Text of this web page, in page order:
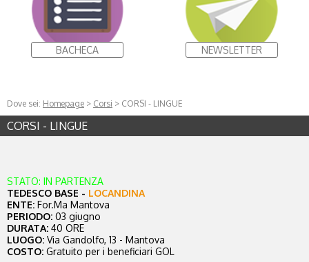
BACHECA NEWSLETTER
Dove sei: Homepage > Corsi > CORSI - LINGUE
CORSI - LINGUE
STATO: IN PARTENZA
TEDESCO BASE - LOCANDINA
ENTE: For.Ma Mantova
PERIODO: 03 giugno
DURATA: 40 ORE
LUOGO: Via Gandolfo, 13 - Mantova
COSTO: Gratuito per i beneficiari GOL